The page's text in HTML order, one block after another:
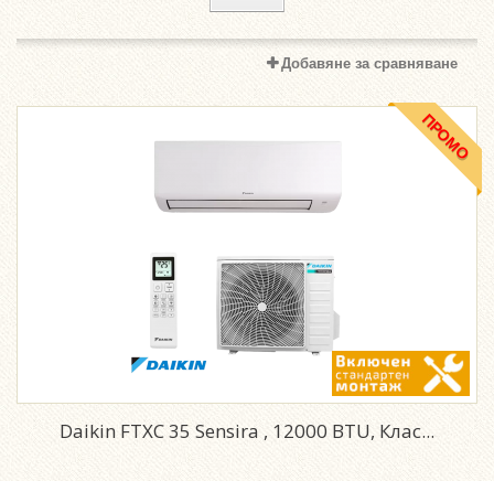
Добавяне за сравняване
ПРОМО
Daikin FTXC 35 Sensira , 12000 BTU, Клас...